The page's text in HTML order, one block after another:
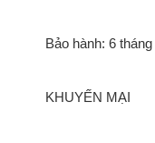
Bảo hành: 6
KHUYẾN MẠI